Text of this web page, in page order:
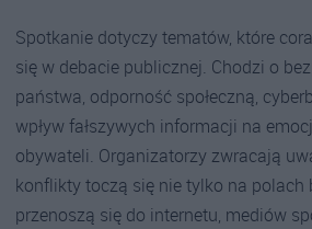
Spotkanie dotyczy tematów, które
się w debacie publicznej. Chodzi o
państwa, odporność społeczną,
wpływ fałszywych informacji na
obywateli. Organizatorzy zwracają
konflikty toczą się nie tylko na polach
przenoszą się do internetu, mediów